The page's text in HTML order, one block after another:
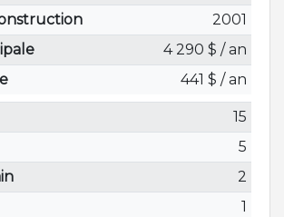
2001
4 290 $ / an
441 $ / an
15
5
2
1